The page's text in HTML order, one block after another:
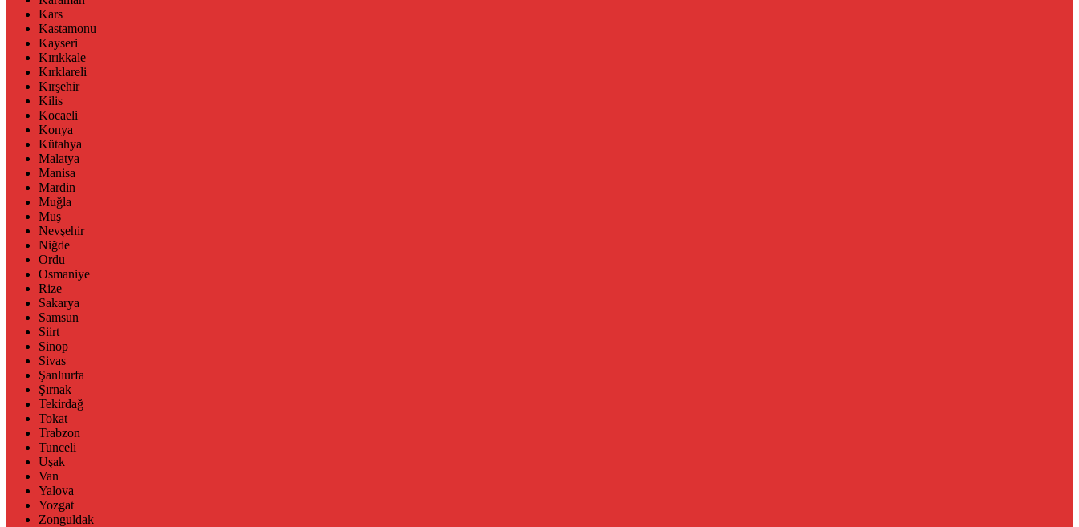
Kars
Kastamonu
Kayseri
Kırıkkale
Kırklareli
Kırşehir
Kilis
Kocaeli
Konya
Kütahya
Malatya
Manisa
Mardin
Muğla
Muş
Nevşehir
Niğde
Ordu
Osmaniye
Rize
Sakarya
Samsun
Siirt
Sinop
Sivas
Şanlıurfa
Şırnak
Tekirdağ
Tokat
Trabzon
Tunceli
Uşak
Van
Yalova
Yozgat
Zonguldak